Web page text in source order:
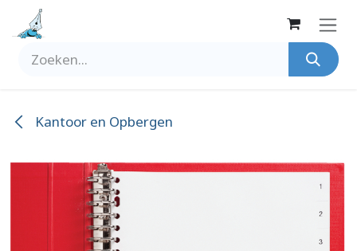
Overslaan naar inhoud
Kantoor en Opbergen